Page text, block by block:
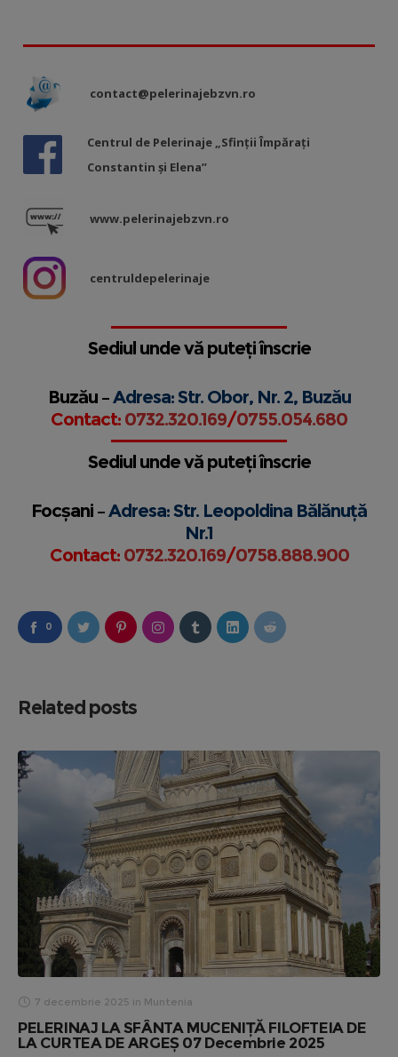
contact@pelerinajebzvn.ro
Centrul de Pelerinaje „Sfinții Împărați
Constantin și Elena”
www.pelerinajebzvn.ro
centruldepelerinaje
Sediul unde vă puteți înscrie
Buzău –Adresa: Str. Obor, Nr. 2, Buzău
Contact: 0732.320.169/0755.054.680
Sediul unde vă puteți înscrie
Focșani –Adresa: Str. Leopoldina Bălănuță
Nr.1
Contact: 0732.320.169/0758.888.900
0
Related posts
7 decembrie 2025 in Muntenia
PELERINAJ LA SFÂNTA MUCENIȚĂ FILOFTEIA DE
LA CURTEA DE ARGEȘ 07 Decembrie 2025